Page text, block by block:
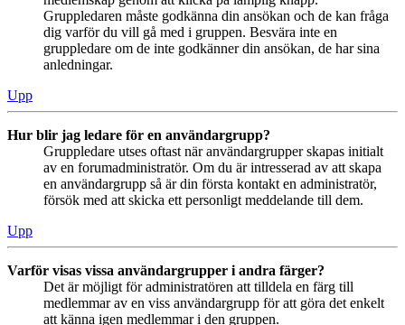
Gruppledaren måste godkänna din ansökan och de kan fråga
dig varför du vill gå med i gruppen. Besvära inte en
gruppledare om de inte godkänner din ansökan, de har sina
anledningar.
Upp
Hur blir jag ledare för en användargrupp?
Gruppledare utses oftast när användargrupper skapas initialt
av en forumadministratör. Om du är intresserad av att skapa
en användargrupp så är din första kontakt en administratör,
försök med att skicka ett personligt meddelande till dem.
Upp
Varför visas vissa användargrupper i andra färger?
Det är möjligt för administratören att tilldela en färg till
medlemmar av en viss användargrupp för att göra det enkelt
att känna igen medlemmar i den gruppen.